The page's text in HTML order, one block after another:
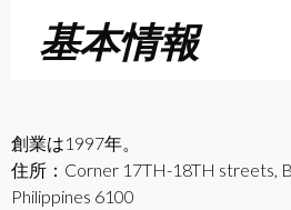
基本情報
創業は1997年。
住所：Corner 17TH-18TH streets,
Philippines 6100